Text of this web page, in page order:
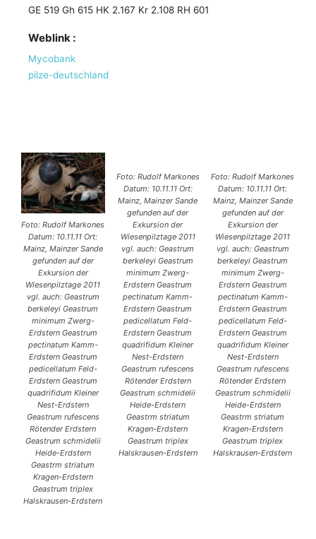
GE 519 Gh 615 HK 2.167 Kr 2.108 RH 601
Weblink :
Mycobank
pilze-deutschland
Foto: Rudolf Markones
Datum: 10.11.11 Ort:
Mainz, Mainzer Sande
gefunden auf der
Exkursion der
Wiesenpilztage 2011
vgl. auch: Geastrum
berkeleyi Geastrum
minimum Zwerg-
Erdstern Geastrum
pectinatum Kamm-
Erdstern Geastrum
pedicellatum Feld-
Erdstern Geastrum
quadrifidum Kleiner
Nest-Erdstern
Geastrum rufescens
Rötender Erdstern
Geastrum schmidelii
Heide-Erdstern
Geastrm striatum
Kragen-Erdstern
Geastrum triplex
Halskrausen-Erdstern
Foto: Rudolf Markones
Datum: 10.11.11 Ort:
Mainz, Mainzer Sande
gefunden auf der
Exkursion der
Wiesenpilztage 2011
vgl. auch: Geastrum
berkeleyi Geastrum
minimum Zwerg-
Erdstern Geastrum
pectinatum Kamm-
Erdstern Geastrum
pedicellatum Feld-
Erdstern Geastrum
quadrifidum Kleiner
Nest-Erdstern
Geastrum rufescens
Rötender Erdstern
Geastrum schmidelii
Heide-Erdstern
Geastrm striatum
Kragen-Erdstern
Geastrum triplex
Halskrausen-Erdstern
Foto: Rudolf Markones
Datum: 10.11.11 Ort:
Mainz, Mainzer Sande
gefunden auf der
Exkursion der
Wiesenpilztage 2011
vgl. auch: Geastrum
berkeleyi Geastrum
minimum Zwerg-
Erdstern Geastrum
pectinatum Kamm-
Erdstern Geastrum
pedicellatum Feld-
Erdstern Geastrum
quadrifidum Kleiner
Nest-Erdstern
Geastrum rufescens
Rötender Erdstern
Geastrum schmidelii
Heide-Erdstern
Geastrm striatum
Kragen-Erdstern
Geastrum triplex
Halskrausen-Erdstern